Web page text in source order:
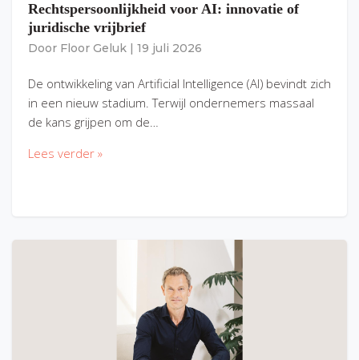
Rechtspersoonlijkheid voor AI: innovatie of
juridische vrijbrief
Door Floor Geluk 19 juli 2026
De ontwikkeling van Artificial Intelligence (AI) bevindt zich
in een nieuw stadium. Terwijl ondernemers massaal
de kans grijpen om de…
Lees verder »